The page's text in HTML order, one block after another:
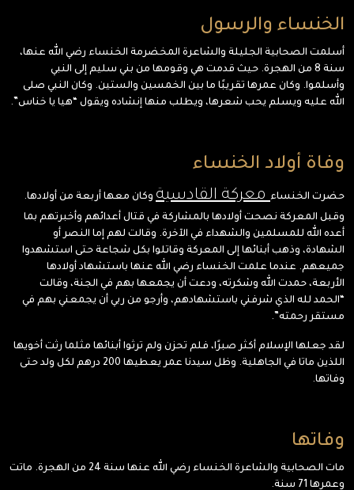
الخنساء والرسول
أسلمت الصحابية الجليلة والشاعرة المخضرمة الخنساء رضي الله عنها،
سنة 8 من الهجرة. حيث قدمت هي وقومها من بني سليم إلى النبي
وأسلموا. وكان عمرها تقريبًا ما بين الخمسين والستين. وكان النبي صلى
الله عليه ويسلم يحب شعرها، ويطلب منها إنشاده ويقول “هيا يا خناس”.
وفاة أولاد الخنساء
حضرت الخنساءمعركة القادسية وكان معها أربعة من أولادها.
وقبل المعركة نصحت أولادها بالمشاركة في قتال أعدائهم وأخبرتهم بما
أعده الله للمسلمين والشهداء في الآخرة. وقالت لهم إما النصر أو
الشهادة، وذهب أبنائها إلى المعركة وقاتلوا بكل شجاعة حتى استشهدوا
جميعهم. عندما علمت الخنساء رضي الله عنها باستشهاد أولادها
الأربعة، حمدت الله وشكرته، ودعت أن يجمعها بهم في الجنة، وقالت
“الحمد لله الذي شرفني باستشهادهم، وأرجو من ربي أن يجمعني بهم في
مستقر رحمته”.
لقد جعلها الإسلام أكثر صبرًا، فلم تحزن ولم ترثوا أبنائها مثلما رثت أخويها
اللذين ماتا في الجاهلية. وظل سيدنا عمر يعطيها 200 درهم لكل ولد حتى
وفاتها.
وفاتها
مات الصحابية والشاعرة الخنساء رضي الله عنها سنة 24 من الهجرة. ماتت
وعمرها 71 سنة.